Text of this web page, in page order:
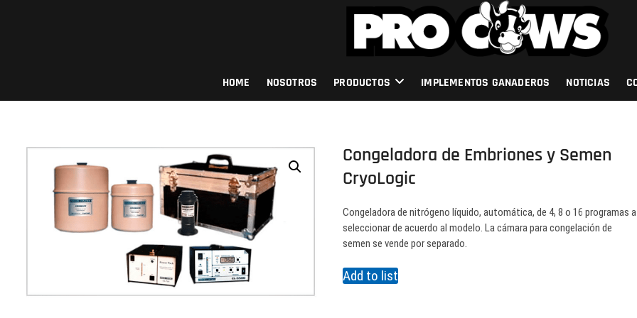
HOME NOSOTROS PRODUCTOS IMPLEMENTOS GANADEROS NOTICIAS
Congeladora de Embriones y Semen
CryoLogic
Congeladora de nitrógeno líquido, automática, de 4, 8 o 16 programas a
seleccionar de acuerdo al modelo. La cámara para congelación de
semen se vende por separado.
Add to list